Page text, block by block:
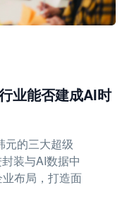
业能否建成AI时
元的三大超级
装与AI数据中
布局，打造面